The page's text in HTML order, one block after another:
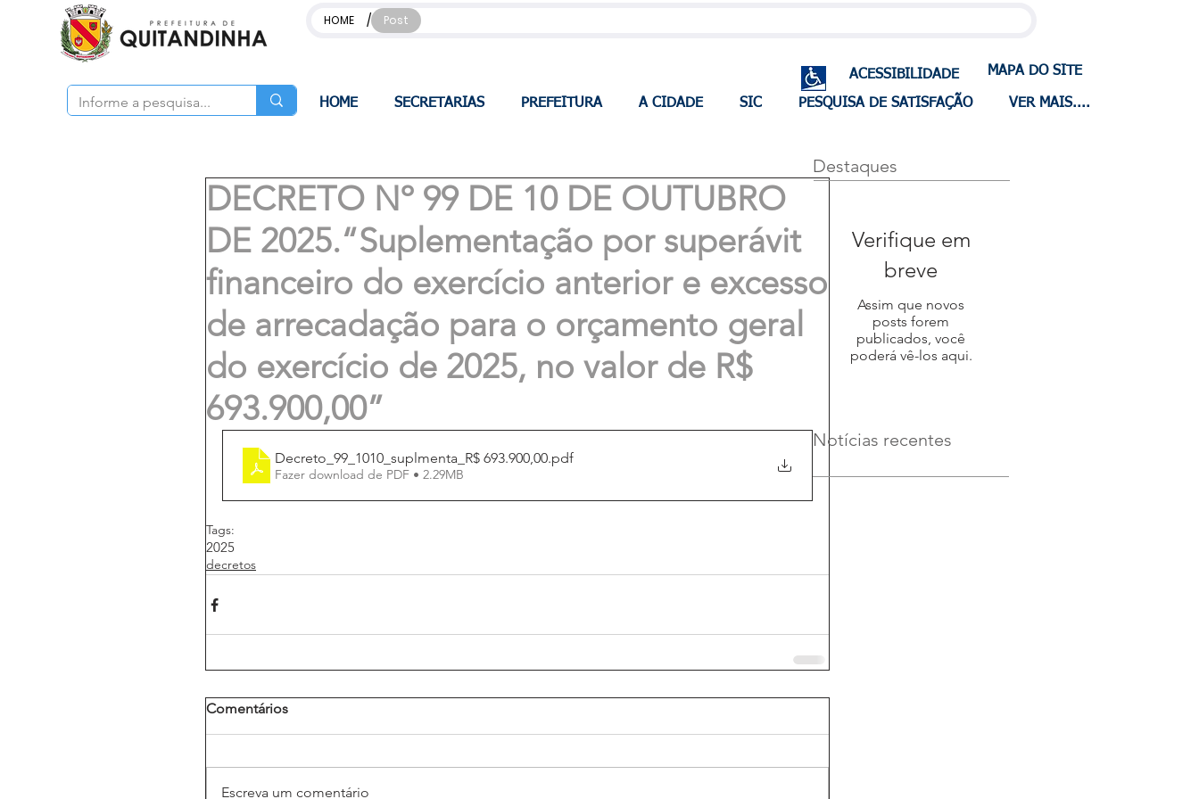
HOME / Post
ACESSIBILIDADE MAPA DO SITE
HOME SECRETARIAS PREFEITURA A CIDADE SIC PESQUISA DE SATISFAÇÃO VER MAIS....
DECRETO Nº 99 DE 10 DE OUTUBRO
DE 2025.“Suplementação por superávit
financeiro do exercício anterior e excesso
de arrecadação para o orçamento geral
do exercício de 2025, no valor de R$
693.900,00”
Decreto_99_1010_suplmenta_R$ 693.900,00.pdf
Fazer download de PDF • 2.29MB
Tags:
2025
decretos
Comentários
Escreva um comentário
Destaques
Verifique em
breve
Assim que novos
posts forem
publicados, você
poderá vê-los aqui.
Notícias recentes